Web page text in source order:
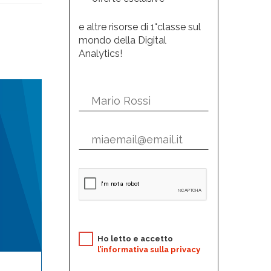
e altre risorse di 1°classe sul
mondo della Digital
Analytics!
Ho letto e accetto
l’informativa sulla privacy